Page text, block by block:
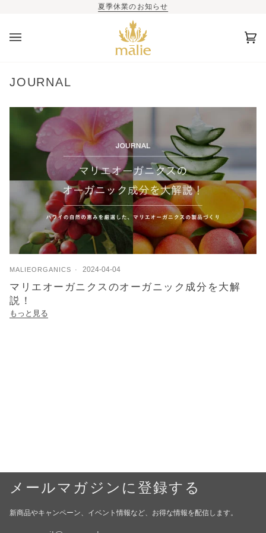
夏季休業のお知らせ
カ(0)
JOURNAL
MALIEORGANICS 2024-04-04
マリエオーガニクスのオーガニック成分を大解
説！
もっと見る
メールマガジンに登録する
新商品やキャンペーン、イベント情報など、お得な情報を配信します。